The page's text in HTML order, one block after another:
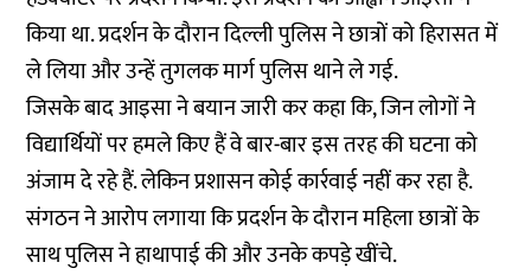
किया था. प्रदर्शन के दौरान दिल्ली पुलिस ने छात्रों को हिरासत में
ले लिया और उन्हें तुगलक मार्ग पुलिस थाने ले गई.
जिसके बाद आइसा ने बयान जारी कर कहा कि, जिन लोगों ने
विद्यार्थियों पर हमले किए हैं वे बार-बार इस तरह की घटना को
अंजाम दे रहे हैं. लेकिन प्रशासन कोई कार्रवाई नहीं कर रहा है.
संगठन ने आरोप लगाया कि प्रदर्शन के दौरान महिला छात्रों के
साथ पुलिस ने हाथापाई की और उनके कपड़े खींचे.